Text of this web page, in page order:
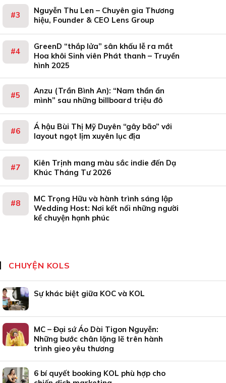
Nguyễn Thu Len – Chuyên gia Thương
hiệu, Founder & CEO Lens Group
GreenD “thắp lửa” sân khấu lễ ra mắt
Hoa khôi Sinh viên Phát thanh – Truyền
hình 2025
Anzu (Trần Bình An): “Nam thần ẩn
mình” sau những billboard triệu đô
Á hậu Bùi Thị Mỹ Duyên “gây bão” với
layout ngọt lịm xuyên lục địa
Kiên Trịnh mang màu sắc indie đến Dạ
Khúc Tháng Tư 2026
MC Trọng Hữu và hành trình sáng lập
Wedding Host: Nơi kết nối những người
kể chuyện hạnh phúc
CHUYỆN KOLS
Sự khác biệt giữa KOC và KOL
MC – Đại sứ Áo Dài Tigon Nguyễn:
Những bước chân lặng lẽ trên hành
trình gieo yêu thương
6 bí quyết booking KOL phù hợp cho